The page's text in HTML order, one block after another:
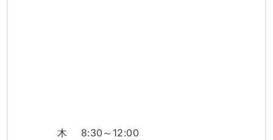
木 8:30～12:00